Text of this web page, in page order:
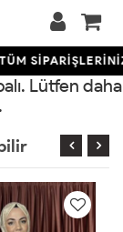
Lütfen daha